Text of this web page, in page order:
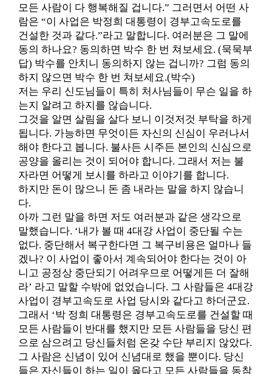
모든 사람이 다 행복해질 겁니다.” 그러면서 어떤 사
람은 “이 사업은 박정희 대통령이 경부고속도로를
건설한 것과 같다.”라고 말합니다. 여러분은 그 말에
동의 하나요? 동의하면 박수 한 번 쳐보세요. (묵묵부
답) 박수를 안치니 동의하지 않는 겁니까? 그럼 동의
하지 않으면 박수 한 번 쳐보세요.(박수)
저는 우리 신도님들이 특히 처사님들이 무슨 일을 하
는지 알려고 하지를 않습니다.
그것을 알면 살림을 살다 보니 이것저것 부탁을 하게
됩니다. 가능하면 무엇이든 자신의 신심이 우러나서
해야 한다고 봅니다. 불사든 시주든 본인의 신심으로
공양을 올리는 것이 되어야 합니다. 그래서 저는 불
자라면 어떻게 보시를 하라고 이야기를 합니다.
하지만 돈이 많으니 돈 좀 내라는 말을 하지 않습니
다.
아까 그런 말을 하면 저도 여러분과 같은 생각으로
말했습니다. ‘내가 볼 때 4대강 사업이 중단될 수는
없다. 중단해서 복구한다면 그 복구비용은 얼마나 들
겠나? 이 사업이 좋아서 계속되어야 한다는 것이 아
니고 공정상 중단되기 어려우므로 어떻게든 더 잘해
라’ 라고 말할 수밖에 없었습니다. 그 사람들은 4대강
사업이 경부고속도로 사업 당시와 같다고 하더군요.
그래서 ‘박 정희 대통령은 경부고속도로를 건설할 때
모든 사람들이 반대를 했지만 모든 사람들을 당신 편
으로 삼으려고 당신들처럼 온갖 수단 부리지 않았다.
그 사람은 신념이 있어 신념대로 했을 뿐이다. 당신
들은 자신들이 하는 일이 옳다고 모든 사람들을 동참